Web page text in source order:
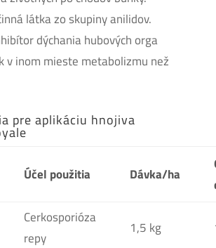
látka zo skupiny anilidov.
dýchania hubových orga
v inom mieste metabolizmu než
pre aplikáciu hnojiva
Účel použitia Dávka/ha
Cerkosporióza
repy
1,5 kg